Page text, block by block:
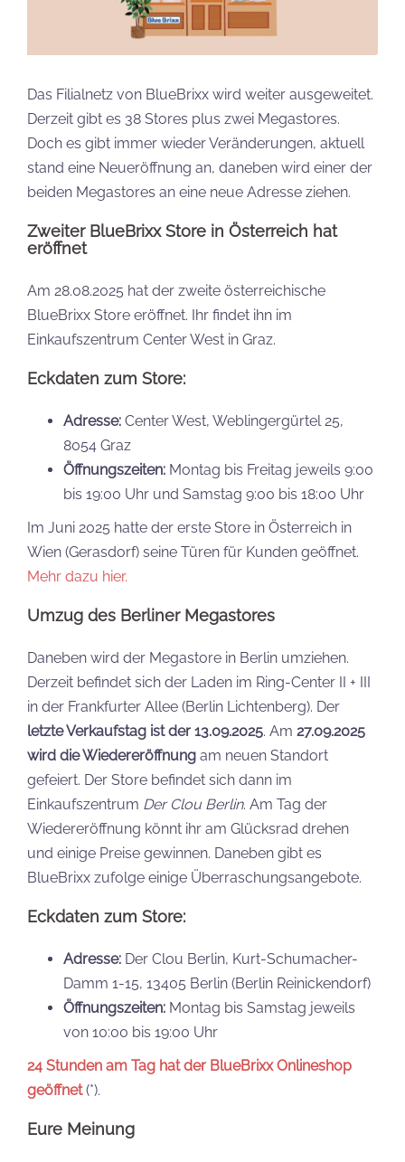
Das Filialnetz von BlueBrixx wird weiter ausgeweitet.
Derzeit gibt es 38 Stores plus zwei Megastores.
Doch es gibt immer wieder Veränderungen, aktuell
stand eine Neueröffnung an, daneben wird einer der
beiden Megastores an eine neue Adresse ziehen.
Zweiter BlueBrixx Store in Österreich hat
eröffnet
Am 28.08.2025 hat der zweite österreichische
BlueBrixx Store eröffnet. Ihr findet ihn im
Einkaufszentrum Center West in Graz.
Eckdaten zum Store:
Adresse: Center West, Weblingergürtel 25,
8054 Graz
Öffnungszeiten: Montag bis Freitag jeweils 9:00
bis 19:00 Uhr und Samstag 9:00 bis 18:00 Uhr
Im Juni 2025 hatte der erste Store in Österreich in
Wien (Gerasdorf) seine Türen für Kunden geöffnet.
Mehr dazu hier.
Umzug des Berliner Megastores
Daneben wird der Megastore in Berlin umziehen.
Derzeit befindet sich der Laden im Ring-Center II + III
in der Frankfurter Allee (Berlin Lichtenberg). Der
letzte Verkaufstag ist der 13.09.2025. Am 27.09.2025
wird die Wiedereröffnung am neuen Standort
gefeiert. Der Store befindet sich dann im
Einkaufszentrum Der Clou Berlin. Am Tag der
Wiedereröffnung könnt ihr am Glücksrad drehen
und einige Preise gewinnen. Daneben gibt es
BlueBrixx zufolge einige Überraschungsangebote.
Eckdaten zum Store:
Adresse: Der Clou Berlin, Kurt-Schumacher-
Damm 1-15, 13405 Berlin (Berlin Reinickendorf)
Öffnungszeiten: Montag bis Samstag jeweils
von 10:00 bis 19:00 Uhr
24 Stunden am Tag hat der BlueBrixx Onlineshop
geöffnet(*).
Eure Meinung